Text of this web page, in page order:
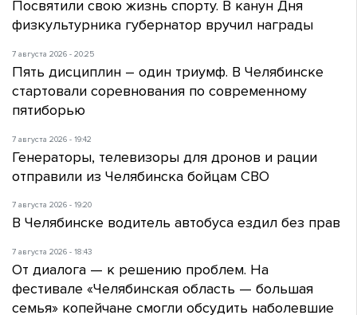
Посвятили свою жизнь спорту. В канун Дня
физкультурника губернатор вручил награды
7 августа 2026 - 20:25
Пять дисциплин – один триумф. В Челябинске
стартовали соревнования по современному
пятиборью
7 августа 2026 - 19:42
Генераторы, телевизоры для дронов и рации
отправили из Челябинска бойцам СВО
7 августа 2026 - 19:20
В Челябинске водитель автобуса ездил без прав
7 августа 2026 - 18:43
От диалога — к решению проблем. На
фестивале «Челябинская область — большая
семья» копейчане смогли обсудить наболевшие